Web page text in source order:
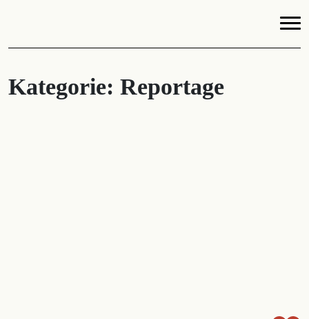
Kategorie: Reportage